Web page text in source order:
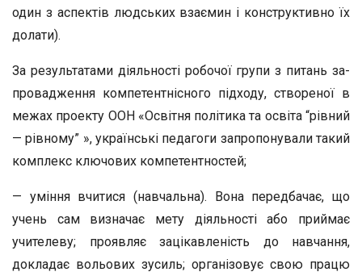
один з аспектів людських взаємин і конс­труктивно їх
долати).
За результатами діяльності робочої групи з питань за­
провадження компетентнісного підходу, створеної в
межах проекту ООН «Освітня політика та освіта “рівний
— рів­ному” », українські педагоги запропонували такий
комплекс ключових компетентностей;
— уміння вчитися (навчальна). Вона передбачає, що
учень сам визначає мету діяльності або приймає
учителеву; проявляє зацікавленість до навчання,
докладає вольових зу­силь; організовує свою працю